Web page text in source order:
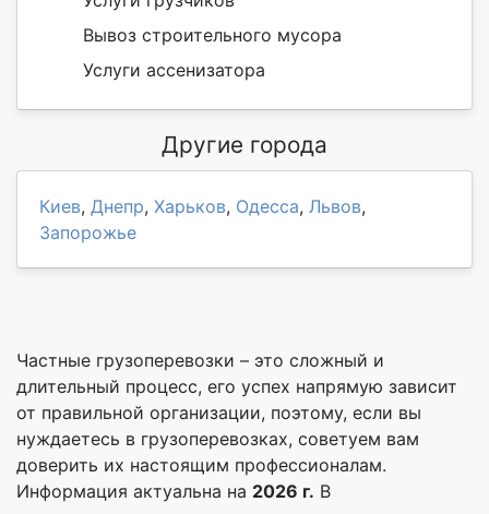
Вывоз строительного мусора
Услуги ассенизатора
Другие города
Киев, Днепр, Харьков, Одесса, Львов,
Запорожье
Частные грузоперевозки – это сложный и
длительный процесс, его успех напрямую зависит
от правильной организации, поэтому, если вы
нуждаетесь в грузоперевозках, советуем вам
доверить их настоящим профессионалам.
Информация актуальна на 2026 г. В